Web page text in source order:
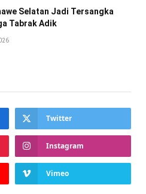
Selatan Jadi Tersangka
Tabrak Adik
Twitter
Instagram
Vimeo